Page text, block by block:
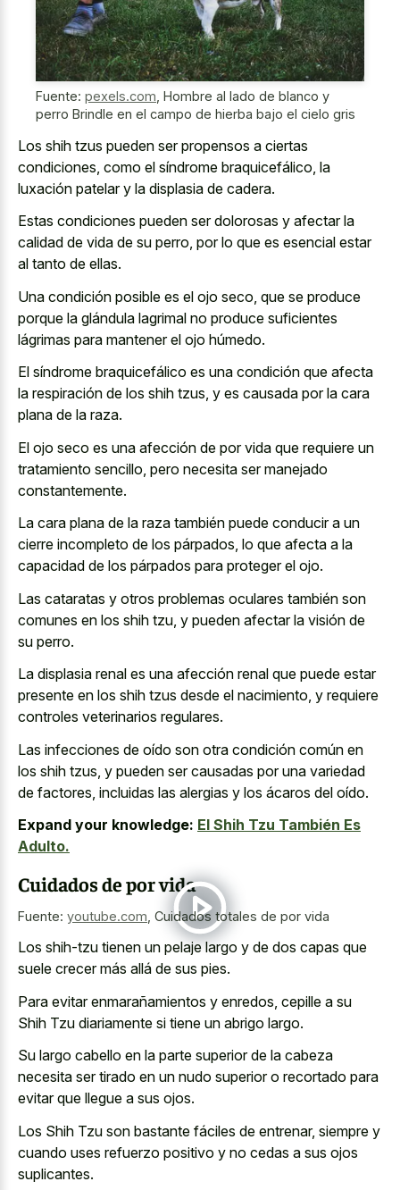
Fuente: pexels.com Hombre al lado de blanco y
perro Brindle en el campo de hierba bajo el cielo gris
Los shih tzus pueden ser propensos a ciertas
condiciones, como el síndrome braquicefálico, la
luxación patelar y la displasia de cadera.
Estas condiciones pueden ser dolorosas y afectar la
calidad de vida de su perro, por lo que es esencial estar
al tanto de ellas.
Una condición posible es el ojo seco, que se produce
porque la glándula lagrimal no produce suficientes
lágrimas para mantener el ojo húmedo.
El síndrome braquicefálico es una condición que afecta
la respiración de los shih tzus, y es causada por la cara
plana de la raza.
El ojo seco es una afección de por vida que requiere un
tratamiento sencillo, pero necesita ser manejado
constantemente.
La cara plana de la raza también puede conducir a un
cierre incompleto de los párpados, lo que afecta a la
capacidad de los párpados para proteger el ojo.
Las cataratas y otros problemas oculares también son
comunes en los shih tzu, y pueden afectar la visión de
su perro.
La displasia renal es una afección renal que puede estar
presente en los shih tzus desde el nacimiento, y requiere
controles veterinarios regulares.
Las infecciones de oído son otra condición común en
los shih tzus, y pueden ser causadas por una variedad
de factores, incluidas las alergias y los ácaros del oído.
Expand your knowledge: El Shih Tzu También Es
Adulto.
Cuidados de por vida
Fuente: youtube.com Cuidados totales de por vida
Los shih-tzu tienen un pelaje largo y de dos capas que
suele crecer más allá de sus pies.
Para evitar enmarañamientos y enredos, cepille a su
Shih Tzu diariamente si tiene un abrigo largo.
Su largo cabello en la parte superior de la cabeza
necesita ser tirado en un nudo superior o recortado para
evitar que llegue a sus ojos.
Los Shih Tzu son bastante fáciles de entrenar, siempre y
cuando uses refuerzo positivo y no cedas a sus ojos
suplicantes.